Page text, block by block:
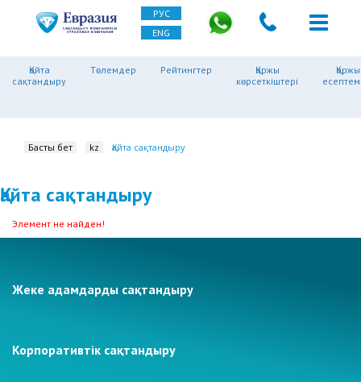
РУС
ENG
Қайта
сақтандыру
Төлемдер Рейтингтер
Қаржы
көрсеткіштері
Қаржы
Басты бет kz Қайта сақтандыру
Қайта сақтандыру
Элемент не найден!
Жеке адамдарды сақтандыру
Корпоративтік сақтандыру